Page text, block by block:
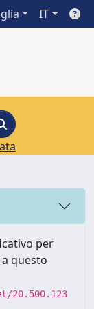
IT
per
questo
20.500.123